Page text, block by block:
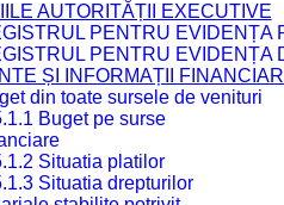
AUTORITĂȚII EXECUTIVE
PENTRU EVIDENȚA
PENTRU EVIDENȚA
ȘI INFORMAȚII
din toate sursele de venituri
Buget pe surse
Situatia platilor
Situatia drepturilor